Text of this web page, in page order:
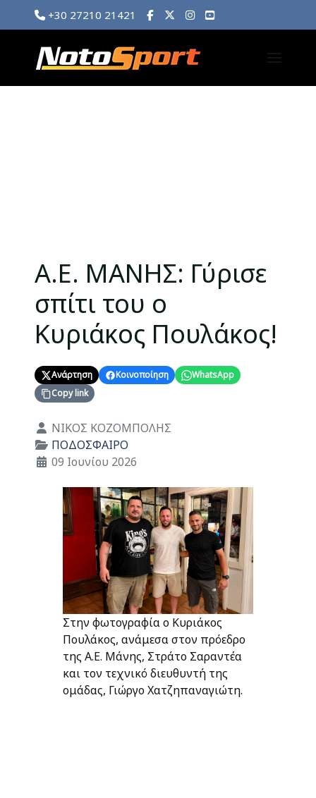
+30 27210 21421
Α.Ε. ΜΑΝΗΣ: Γύρισε
σπίτι του ο
Κυριάκος Πουλάκος!
Ανάρτηση Κοινοποίηση
WhatsApp
Copy link
Λεπτομέρειες
ΝΙΚΟΣ ΚΟΖΟΜΠΟΛΗΣ
ΠΟΔΟΣΦΑΙΡΟ
09 Ιουνίου 2026
Στην φωτογραφία ο Κυριάκος
Πουλάκος, ανάμεσα στον πρόεδρο
της Α.Ε. Μάνης, Στράτο Σαραντέα
και τον τεχνικό διευθυντή της
ομάδας, Γιώργο Χατζηπαναγιώτη.